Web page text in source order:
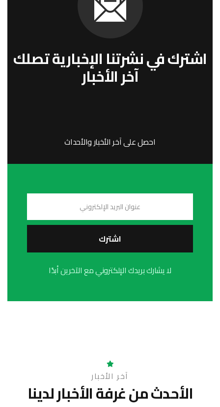
اشترك في نشرتنا الإخبارية تصلك
آخر الأخبار
احصل على آخر الأخبار والأحداث
اشترك
لا يشارك بريدك الإلكتروني مع الآخرين أبدًا
آخر الأخبار
الأحدث من غرفةالأخبار لدينا